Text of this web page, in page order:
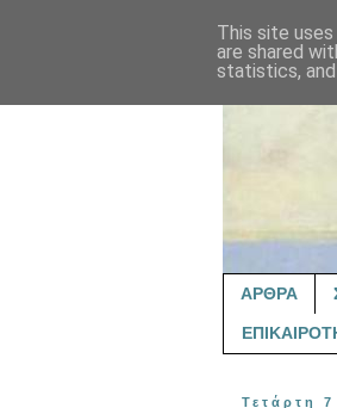
ΑΡΘΡΑ
Τετάρτη
This site
are shared
statistics,